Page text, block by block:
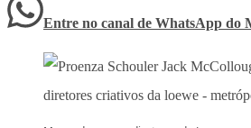
Entre no canal de WhatsApp do